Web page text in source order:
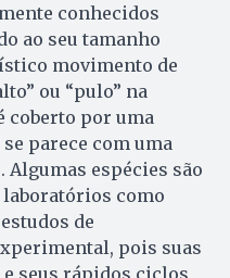
conhecidos
ao seu tamanho
movimento de
ou “pulo” na
coberto por uma
parece com uma
Algumas espécies são
como
de
pois suas